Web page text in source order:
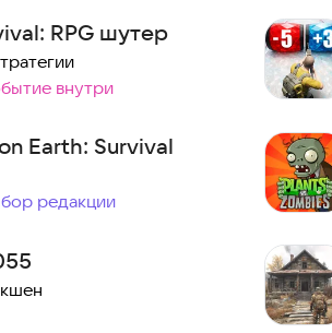
RPG шутер
:
внутри
Earth: Survival
:
редакции